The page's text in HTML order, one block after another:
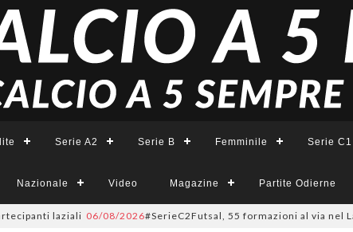
Serie A2 Serie B Femminile Serie C1
Nazionale Video Magazine Partite Odierne
laziali 06/08/2026#SerieC2Futsal, 55 formazioni al via nel Lazio: la